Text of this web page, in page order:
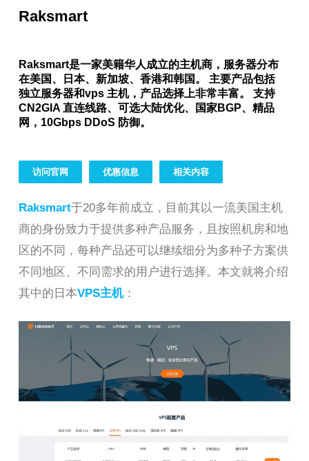
Raksmart
Raksmart是一家美籍华人成立的主机商，服务器分布
在美国、日本、新加坡、香港和韩国。 主要产品包括
独立服务器和vps 主机，产品选择上非常丰富。 支持
CN2GIA 直连线路、可选大陆优化、国家BGP、精品
网，10Gbps DDoS 防御。
访问官网 优惠信息 相关内容
Raksmart于20多年前成立，目前其以一流美国主机
商的身份致力于提供多种产品服务，且按照机房和地
区的不同，每种产品还可以继续细分为多种子方案供
不同地区、不同需求的用户进行选择。本文就将介绍
其中的日本VPS主机：